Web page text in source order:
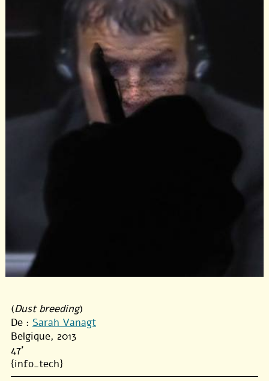
(Dust breeding)
De : Sarah Vanagt
Belgique, 2013
47'
{info_tech}